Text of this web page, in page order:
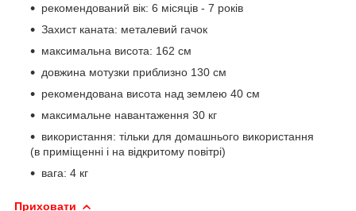
рекомендований вік: 6 місяців - 7 років
Захист каната: металевий гачок
максимальна висота: 162 см
довжина мотузки приблизно 130 см
рекомендована висота над землею 40 см
максимальне навантаження 30 кг
використання: тільки для домашнього використання
(в приміщенні і на відкритому повітрі)
вага: 4 кг
Приховати